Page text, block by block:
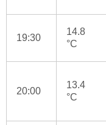
19:30
14.8
°C
20:00
13.4
°C